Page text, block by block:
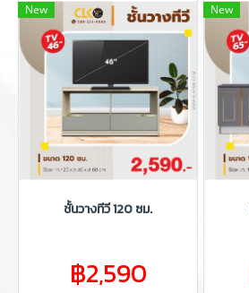
New
ชั้นวางทีวี 120 ซม.
฿2,590
New